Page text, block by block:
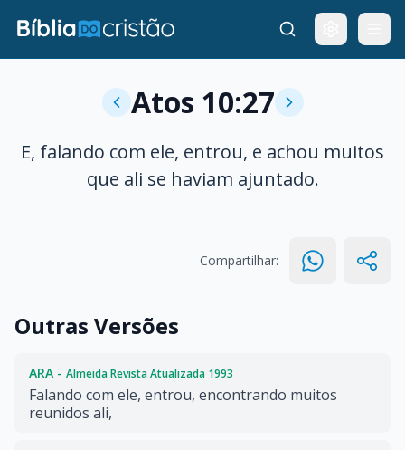
Atos 10:27
E, falando com ele, entrou, e achou muitos
que ali se haviam ajuntado.
Compartilhar:
Outras Versões
ARA - Almeida Revista Atualizada 1993
Falando com ele, entrou, encontrando muitos
reunidos ali,